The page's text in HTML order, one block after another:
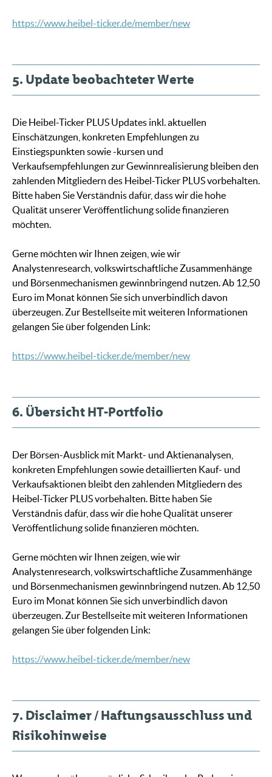
https://www.heibel-ticker.de/member/new
5. Update beobachteter Werte
Die Heibel-Ticker PLUS Updates inkl. aktuellen
Einschätzungen, konkreten Empfehlungen zu
Einstiegspunkten sowie -kursen und
Verkaufsempfehlungen zur Gewinnrealisierung bleiben den
zahlenden Mitgliedern des Heibel-Ticker PLUS vorbehalten.
Bitte haben Sie Verständnis dafür, dass wir die hohe
Qualität unserer Veröffentlichung solide finanzieren
möchten.
Gerne möchten wir Ihnen zeigen, wie wir
Analystenresearch, volkswirtschaftliche Zusammenhänge
und Börsenmechanismen gewinnbringend nutzen. Ab 12,50
Euro im Monat können Sie sich unverbindlich davon
überzeugen. Zur Bestellseite mit weiteren Informationen
gelangen Sie über folgenden Link:
https://www.heibel-ticker.de/member/new
6. Übersicht HT-Portfolio
Der Börsen-Ausblick mit Markt- und Aktienanalysen,
konkreten Empfehlungen sowie detaillierten Kauf- und
Verkaufsaktionen bleibt den zahlenden Mitgliedern des
Heibel-Ticker PLUS vorbehalten. Bitte haben Sie
Verständnis dafür, dass wir die hohe Qualität unserer
Veröffentlichung solide finanzieren möchten.
Gerne möchten wir Ihnen zeigen, wie wir
Analystenresearch, volkswirtschaftliche Zusammenhänge
und Börsenmechanismen gewinnbringend nutzen. Ab 12,50
Euro im Monat können Sie sich unverbindlich davon
überzeugen. Zur Bestellseite mit weiteren Informationen
gelangen Sie über folgenden Link:
https://www.heibel-ticker.de/member/new
7. Disclaimer / Haftungsausschluss und
Risikohinweise